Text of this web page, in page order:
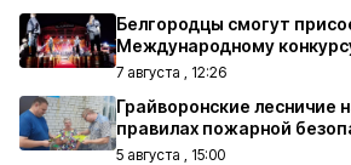
Белгородцы смогут
Международному
7 августа , 12:26
Грайворонские лесничие
правилах пожарной
5 августа , 15:00